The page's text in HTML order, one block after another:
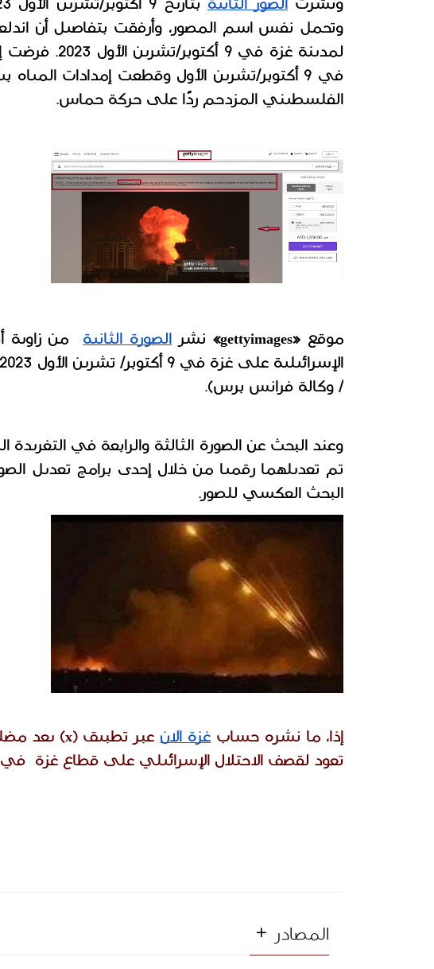
ونشرت الصور الثانية
الفلسطيني المزدحم ردًا على حركة حماس.
موقع «gettyimages» نشر الصورة الثانية
/ وكالة فرانس برس).
البحث العكسي للصور.
إذا، ما نشره حساب غزة الان
تعود لقصف الاحتلال الإسرائيلي على قطاع غزة  في 8-9 أكتوبر/ تشرين الأول 2023.
المصادر